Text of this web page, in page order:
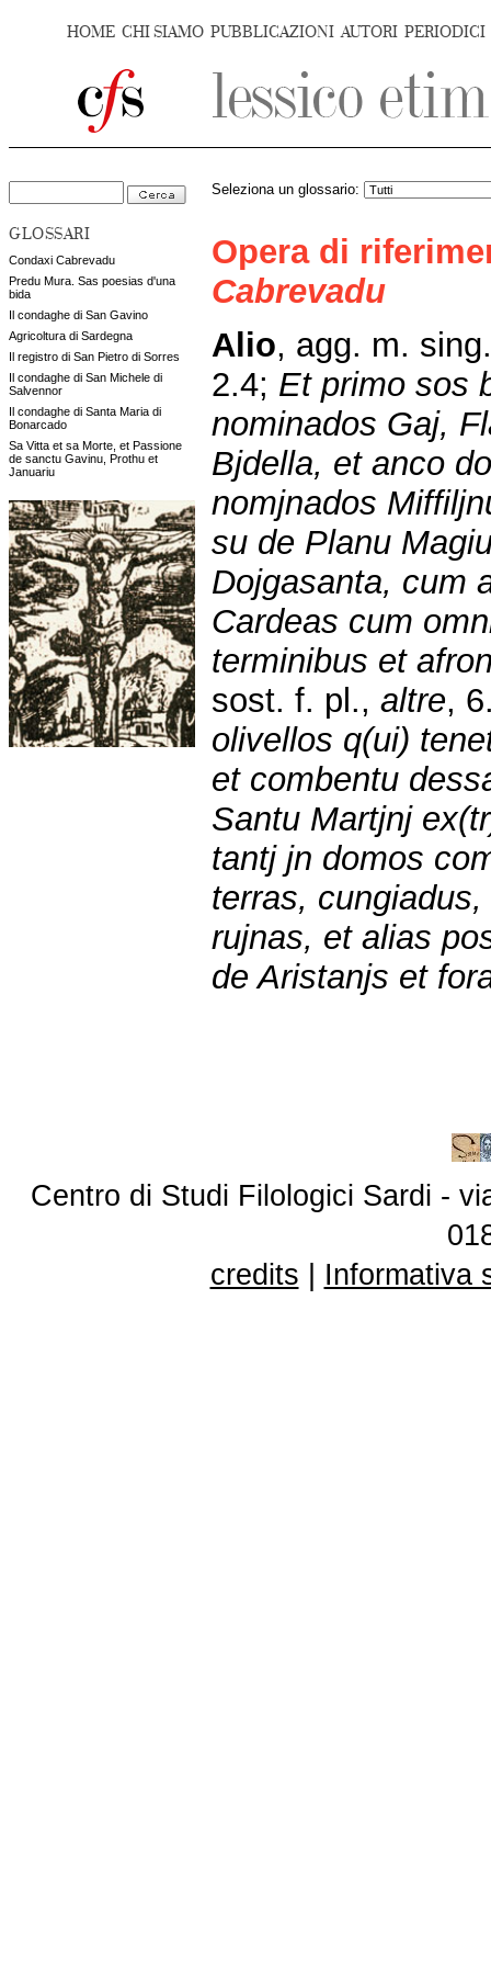
HOME CHI SIAMO PUBBLICAZIONI AUTORI PERIODICI
GLOSSARI
Condaxi Cabrevadu
Predu Mura. Sas poesias d'una
bida
Il condaghe di San Gavino
Agricoltura di Sardegna
Il registro di San Pietro di Sorres
Il condaghe di San Michele di
Salvennor
Il condaghe di Santa Maria di
Bonarcado
Sa Vitta et sa Morte, et Passione
de sanctu Gavinu, Prothu et
Januariu
Seleziona un glossario:
Opera di
Cabrevadu
Alio, agg. m.
2.4; Et primo sos
nominados Gaj,
Bjdella, et anco
nomjnados
su de Planu
Dojgasanta, cum
Cardeas cum
terminibus et
sost. f. pl., altre,
olivellos q(ui)
et combentu
Santu Martjnj
tantj jn domos
terras,
rujnas, et alias
de Aristanjs et
Centro di Studi Filologici Sardi -
credits
Informativa